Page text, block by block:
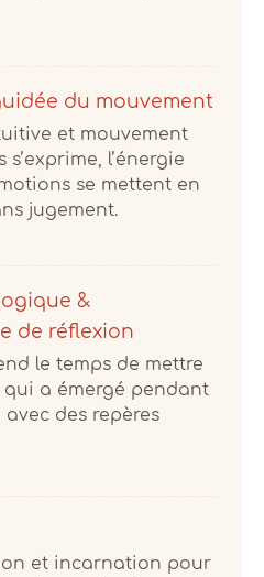
du mouvement
et mouvement
l’énergie
se mettent en
jugement.
&
de réflexion
le temps de mettre
qui a émergé pendant
des repères
et incarnation pour